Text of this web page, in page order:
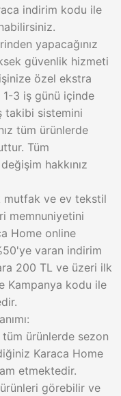
indirim kodu ile
yapacağınız
güvenlik hizmeti
özel ekstra
1-3 iş günü içinde
takibi sistemini
tüm ürünlerde
Tüm
hakkınız
mutfak ve ev tekstil
memnuniyetini
Home online
varan indirim
200 TL ve üzeri ilk
Kampanya kodu ile
ürünlerde sezon
Karaca Home
etmektedir.
görebilir ve